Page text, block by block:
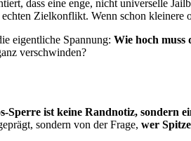
dass eine enge, nicht universelle
Zielkonflikt. Wenn schon kleinere
eigentliche Spannung: Wie hoch muss
verschwinden?
Sperre ist keine Randnotiz, sondern
sondern von der Frage, wer